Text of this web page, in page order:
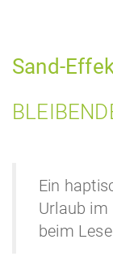
Sand-
Ein
Urlaub im
beim